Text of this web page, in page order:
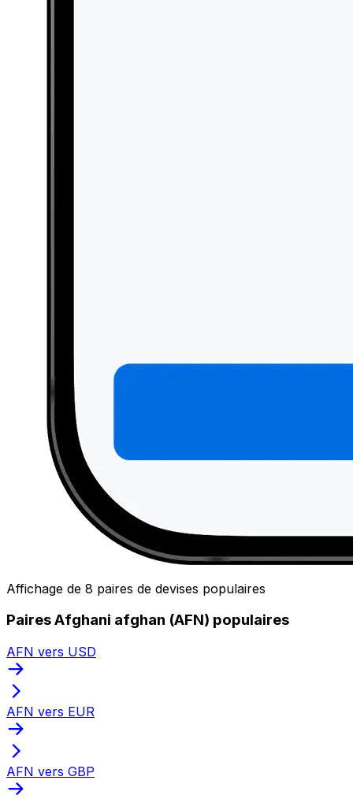
Affichage de 8 paires de devises populaires
Paires Afghani afghan (AFN) populaires
AFN vers USD
AFN vers EUR
AFN vers GBP